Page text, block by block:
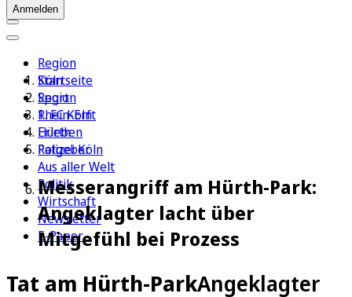
Anmelden
Region
Köln
Sport
1. FC Köln
Erleben
Ratgeber
Aus aller Welt
Politik
Wirtschaft
Newsletter
E-Paper
Startseite
Region
Rhein-Erft
Hürth
Polizei Köln
Messerangriff am Hürth-Park:
Angeklagter lacht über
Mitgefühl bei Prozess
Tat am Hürth-ParkAngeklagter